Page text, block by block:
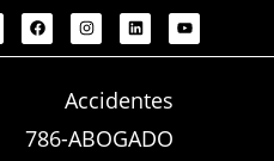
Accidentes
786-ABOGADO